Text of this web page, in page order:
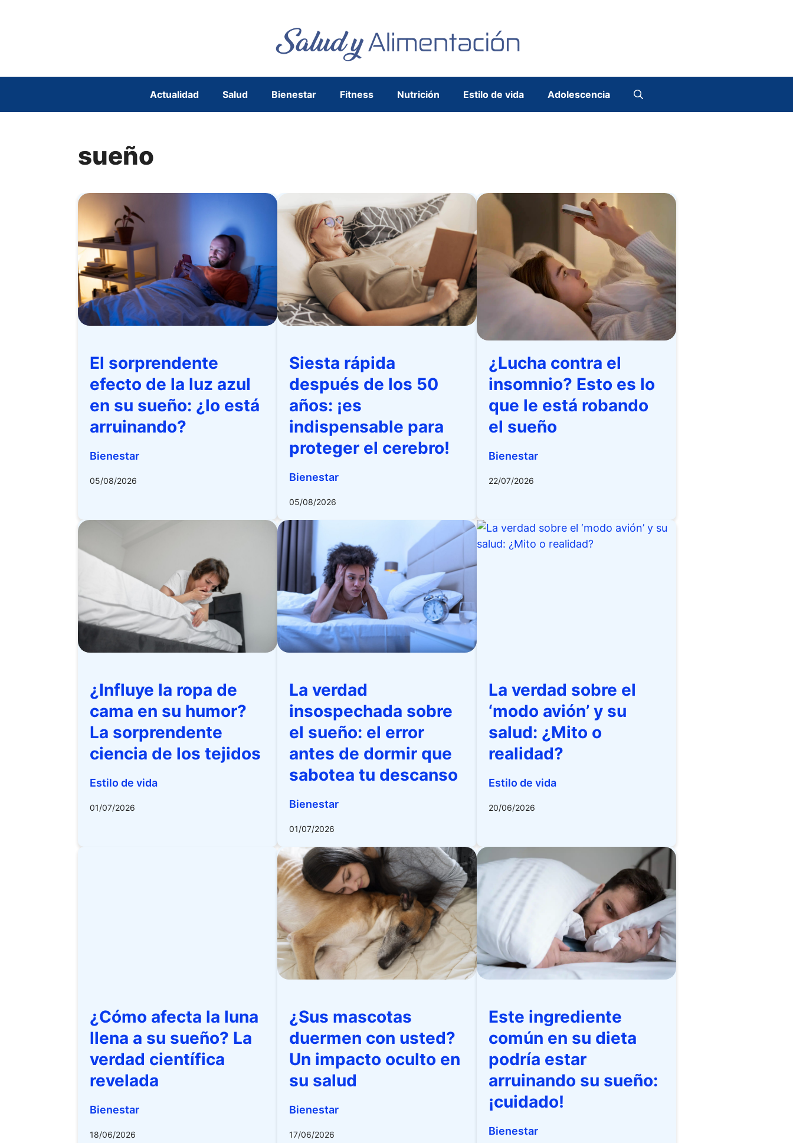
Actualidad Salud Bienestar Fitness Nutrición Estilo de vida Adolescencia
sueño
El sorprendente
efecto de la luz azul
en su sueño: ¿lo está
arruinando?
Bienestar
05/08/2026
Siesta rápida
después de los 50
años: ¡es
indispensable para
proteger el cerebro!
Bienestar
05/08/2026
¿Lucha contra el
insomnio? Esto es lo
que le está robando
el sueño
Bienestar
22/07/2026
¿Influye la ropa de
cama en su humor?
La sorprendente
ciencia de los tejidos
Estilo de vida
01/07/2026
La verdad
insospechada sobre
el sueño: el error
antes de dormir que
sabotea tu descanso
Bienestar
01/07/2026
La verdad sobre el
‘modo avión’ y su
salud: ¿Mito o
realidad?
Estilo de vida
20/06/2026
¿Cómo afecta la luna
llena a su sueño? La
verdad científica
revelada
Bienestar
18/06/2026
¿Sus mascotas
duermen con usted?
Un impacto oculto en
su salud
Bienestar
17/06/2026
Este ingrediente
común en su dieta
podría estar
arruinando su sueño:
¡cuidado!
Bienestar